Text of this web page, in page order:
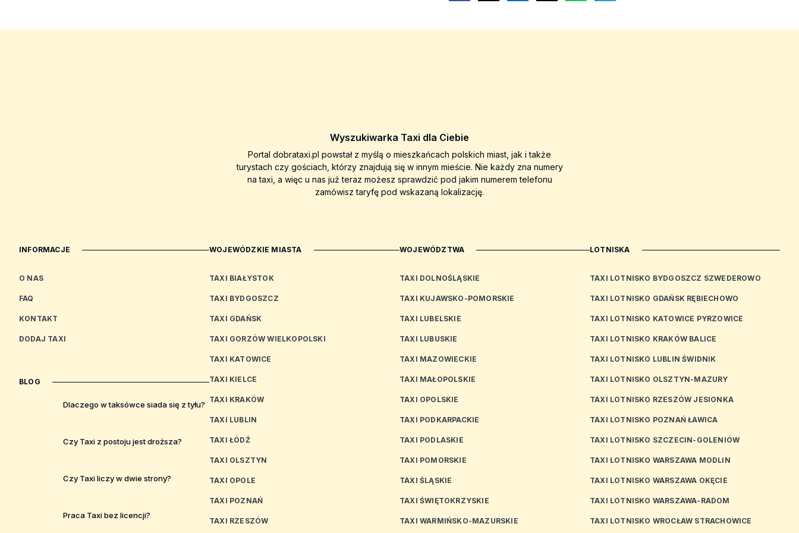
Wyszukiwarka Taxi dla Ciebie
Portal dobrataxi.pl powstał z myślą o mieszkańcach polskich miast, jak i także
turystach czy gościach, którzy znajdują się w innym mieście. Nie każdy zna numery
na taxi, a więc u nas już teraz możesz sprawdzić pod jakim numerem telefonu
zamówisz taryfę pod wskazaną lokalizację.
INFORMACJE
O NAS
FAQ
KONTAKT
DODAJ TAXI
BLOG
Dlaczego w taksówce siada się z tyłu?
Czy Taxi z postoju jest droższa?
Czy Taxi liczy w dwie strony?
Praca Taxi bez licencji?
WOJEWÓDZKIE MIASTA
TAXI BIAŁYSTOK
TAXI BYDGOSZCZ
TAXI GDAŃSK
TAXI GORZÓW WIELKOPOLSKI
TAXI KATOWICE
TAXI KIELCE
TAXI KRAKÓW
TAXI LUBLIN
TAXI ŁÓDŹ
TAXI OLSZTYN
TAXI OPOLE
TAXI POZNAŃ
TAXI RZESZÓW
WOJEWÓDZTWA
TAXI DOLNOŚLĄSKIE
TAXI KUJAWSKO-POMORSKIE
TAXI LUBELSKIE
TAXI LUBUSKIE
TAXI MAZOWIECKIE
TAXI MAŁOPOLSKIE
TAXI OPOLSKIE
TAXI PODKARPACKIE
TAXI PODLASKIE
TAXI POMORSKIE
TAXI ŚLĄSKIE
TAXI ŚWIĘTOKRZYSKIE
TAXI WARMIŃSKO-MAZURSKIE
LOTNISKA
TAXI LOTNISKO BYDGOSZCZ SZWEDEROWO
TAXI LOTNISKO GDAŃSK RĘBIECHOWO
TAXI LOTNISKO KATOWICE PYRZOWICE
TAXI LOTNISKO KRAKÓW BALICE
TAXI LOTNISKO LUBLIN ŚWIDNIK
TAXI LOTNISKO OLSZTYN-MAZURY
TAXI LOTNISKO RZESZÓW JESIONKA
TAXI LOTNISKO POZNAŃ ŁAWICA
TAXI LOTNISKO SZCZECIN-GOLENIÓW
TAXI LOTNISKO WARSZAWA MODLIN
TAXI LOTNISKO WARSZAWA OKĘCIE
TAXI LOTNISKO WARSZAWA-RADOM
TAXI LOTNISKO WROCŁAW STRACHOWICE